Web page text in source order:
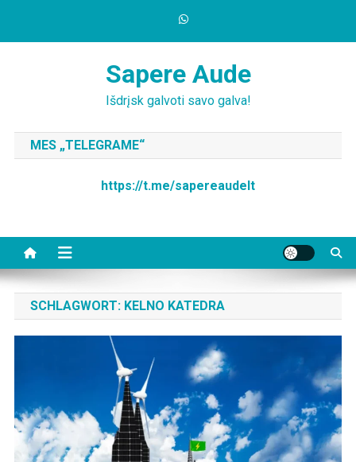
Sapere Aude
Išdrįsk galvoti savo galva!
MES „TELEGRAME“
https://t.me/sapereaudelt
SCHLAGWORT: KELNO KATEDRA